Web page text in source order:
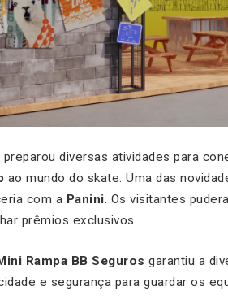
preparou diversas atividades para
ao mundo do skate. Uma das
com a Panini. Os visitantes
prêmios exclusivos.
Rampa BB Seguros garantiu a
e segurança para guardar os